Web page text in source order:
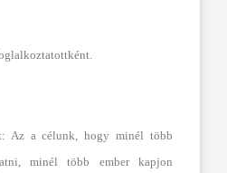
Az a célunk, hogy minél több
minél több ember kapjon